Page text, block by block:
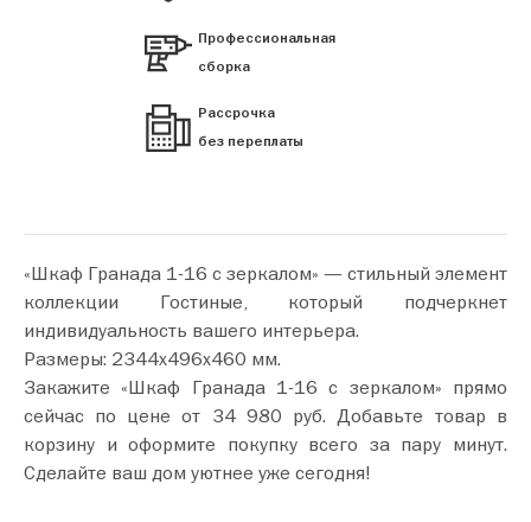
Профессиональная
сборка
Рассрочка
без переплаты
«Шкаф Гранада 1-16 с зеркалом» — стильный элемент
коллекции Гостиные, который подчеркнет
индивидуальность вашего интерьера.
Размеры: 2344х496х460 мм.
Закажите «Шкаф Гранада 1-16 с зеркалом» прямо
сейчас по цене от 34 980 руб. Добавьте товар в
корзину и оформите покупку всего за пару минут.
Сделайте ваш дом уютнее уже сегодня!